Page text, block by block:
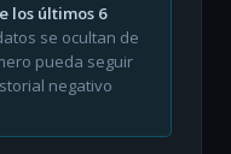
los últimos 6
se ocultan de
pueda seguir
negativo